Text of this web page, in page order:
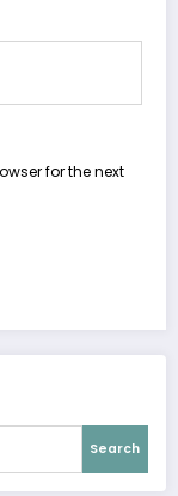
for the next
Search